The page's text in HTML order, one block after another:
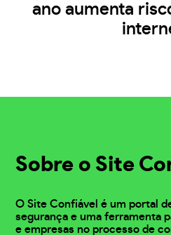
ano aumenta
Sobre o Site
O Site Confiável é um portal
segurança e uma ferramenta
e empresas no processo de